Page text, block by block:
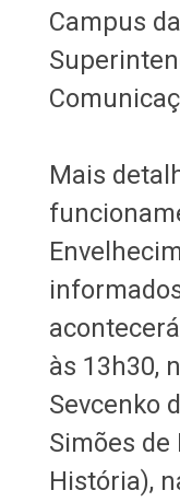
Campus
Mais
às 13h30,
Sevcenko
Simões de
História),